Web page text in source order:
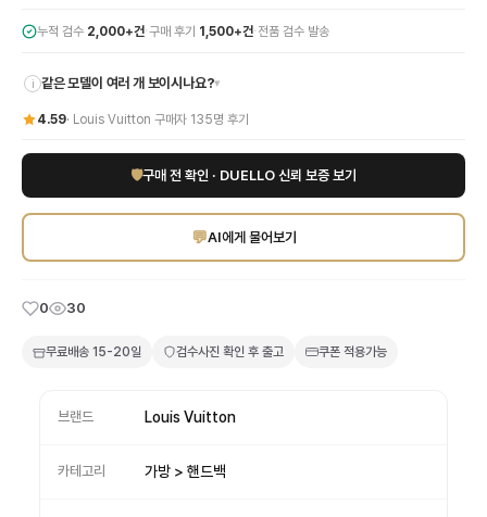
누적 검수 2,000+건·구매 후기 1,500+건· 전품 검수 발송
i 같은 모델이 여러 개 보이시나요?▾
4.59· Louis Vuitton 구매자 135명 후기
🛡구매 전 확인 · DUELLO 신뢰 보증 보기
💬AI에게 물어보기
0 30
무료배송 15-20일 검수사진 확인 후 출고 쿠폰 적용가능
브랜드 Louis Vuitton
카테고리 가방 > 핸드백